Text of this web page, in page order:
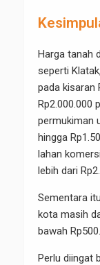
Harga tanah
seperti
pada kisaran
Rp2.000.000
permukiman
hingga
lahan
lebih dari
Sementara
kota masih
bawah
Perlu diingat